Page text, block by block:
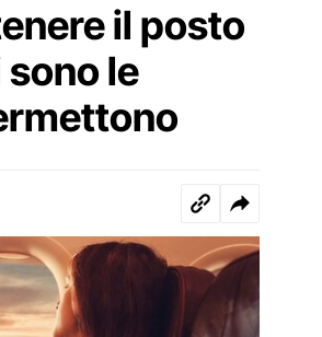
il posto
le